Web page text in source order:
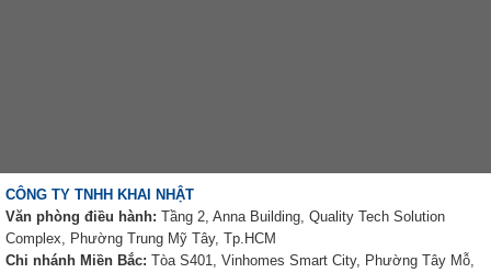
CÔNG TY TNHH KHAI NHẬT
Văn phòng điều hành: Tầng 2, Anna Building, Quality Tech Solution
Complex, Phường Trung Mỹ Tây, Tp.HCM
Chi nhánh Miền Bắc: Tòa S401, Vinhomes Smart City, Phường Tây Mỗ,